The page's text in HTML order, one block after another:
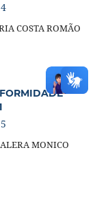
COSTA ROMÃO
MONICO